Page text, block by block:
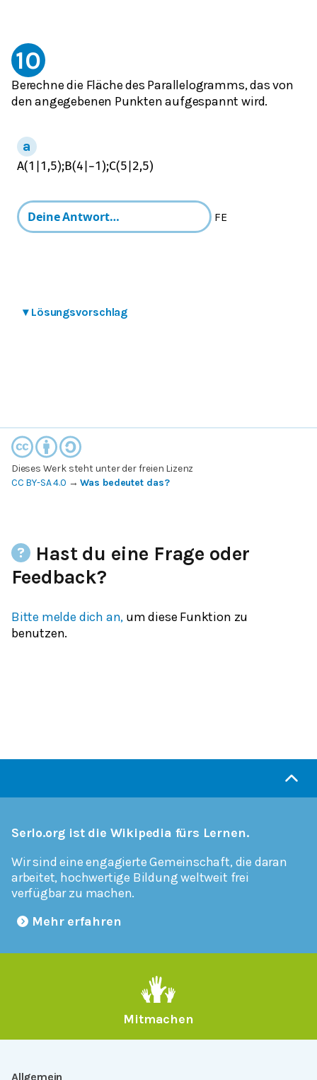
10
Berechne die Fläche des Parallelogramms, das von
den angegebenen Punkten aufgespannt wird.
A(1 1,5);B(4 −1 );C(5 2,5)
FE
▾ Lösungsvorschlag
Dieses Werk steht unter der freien Lizenz
CC BY-SA 4.0 →Was bedeutet das?
Hast du eine Frage oder
Feedback?
Bitte melde dich an, um diese Funktion zu
benutzen.
Serlo.org ist die Wikipedia fürs Lernen.
Wir sind eine engagierte Gemeinschaft, die daran
arbeitet, hochwertige Bildung weltweit frei
verfügbar zu machen.
Mehr erfahren
Mitmachen
Allgemein